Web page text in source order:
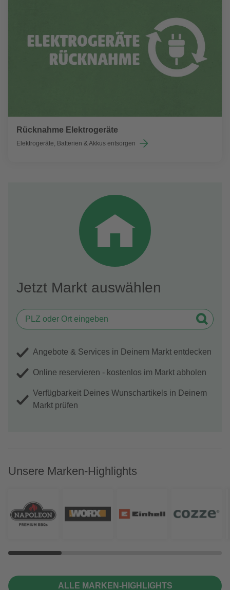
Rücknahme Elektrogeräte
Elektrogeräte, Batterien & Akkus entsorgen
Jetzt Markt auswählen
Angebote & Services in Deinem Markt entdecken
Online reservieren - kostenlos im Markt abholen
Verfügbarkeit Deines Wunschartikels in Deinem
Markt prüfen
Unsere Marken-Highlights
ALLE MARKEN-HIGHLIGHTS